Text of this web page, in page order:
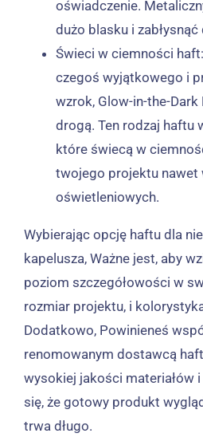
oświadczenie.
dużo blasku i
Świeci w ciemności
czegoś wyjątkowego i
wzrok, Glow-in-the-
drogą. Ten rodzaj haftu
które świecą w
twojego projektu nawet
oświetleniowych.
Wybierając opcję haftu dla
kapelusza, Ważne jest, aby
poziom szczegółowości w
rozmiar projektu, i
Dodatkowo, Powinieneś
renomowanym dostawcą
wysokiej jakości materiałów
się, że gotowy produkt
trwa długo.